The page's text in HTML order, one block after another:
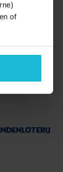
of